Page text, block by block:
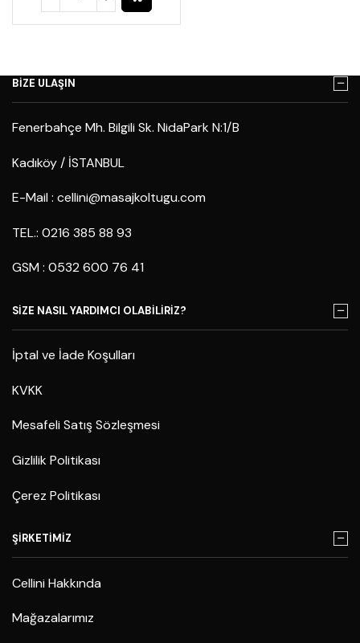
BİZE ULAŞIN
Fenerbahçe Mh. Bilgili Sk. NidaPark N:1/B
Kadıköy / İSTANBUL
E-Mail : cellini@masajkoltugu.com
TEL.: 0216 385 88 93
GSM : 0532 600 76 41
SİZE NASIL YARDIMCI OLABİLİRİZ?
İptal ve İade Koşulları
KVKK
Mesafeli Satış Sözleşmesi
Gizlilik Politikası
Çerez Politikası
ŞİRKETİMİZ
Cellini Hakkında
Mağazalarımız